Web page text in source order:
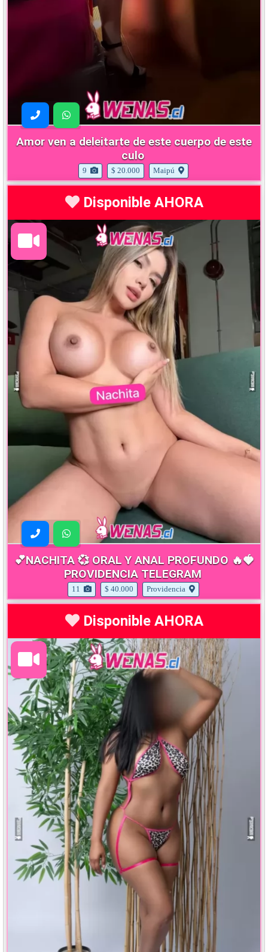
Amor ven a deleitarte de este cuerpo de este
culo
9 $ 20.000 Maipú
Disponible AHORA
💕NACHITA 💞 ORAL Y ANAL PROFUNDO 🔥🍓
PROVIDENCIA TELEGRAM
11 $ 40.000 Providencia
Disponible AHORA